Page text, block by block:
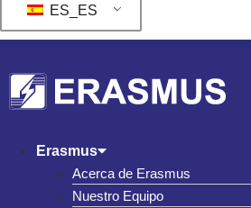
ES_ES
Erasmus
Acerca de Erasmus
Nuestro Equipo